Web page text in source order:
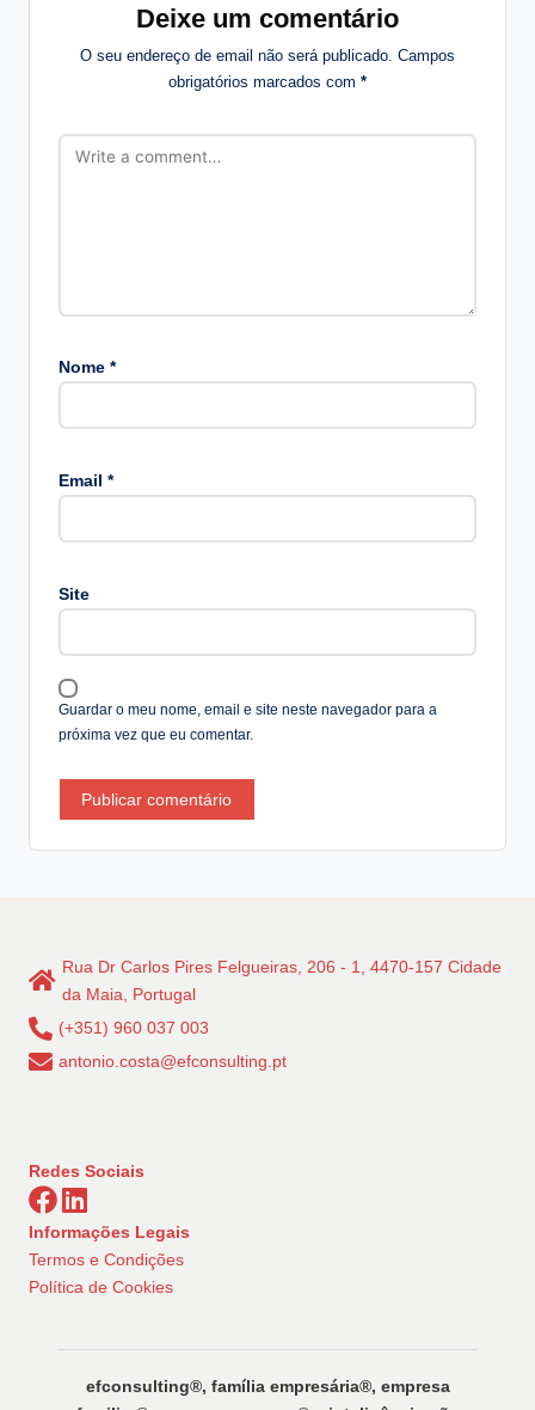
Deixe um comentário
O seu endereço de email não será publicado. Campos
obrigatórios marcados com *
Nome *
Email *
Site
Guardar o meu nome, email e site neste navegador para a
próxima vez que eu comentar.
e
ti
e
:
Rua Dr Carlos Pires Felgueiras, 206 - 1, 4470-157 Cidade
da Maia, Portugal
(+351) 960 037 003
antonio.costa@efconsulting.pt
Redes Sociais
Informações Legais
Termos e Condições
Política de Cookies
efconsulting®️, família empresária®️, empresa